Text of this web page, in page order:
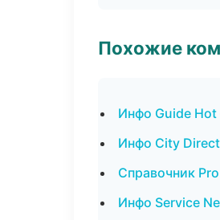
Похожие
Инфо Guide
Инфо City
Справочник
Инфо Service